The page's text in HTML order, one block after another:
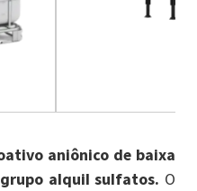
aniônico de baixa
alquil sulfatos. O